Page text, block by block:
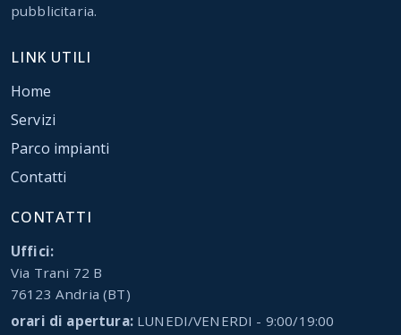
pubblicitaria.
LINK UTILI
Home
Servizi
Parco impianti
Contatti
CONTATTI
Uffici:
Via Trani 72 B
76123 Andria (BT)
orari di apertura:LUNEDI/VENERDI - 9:00/19:00